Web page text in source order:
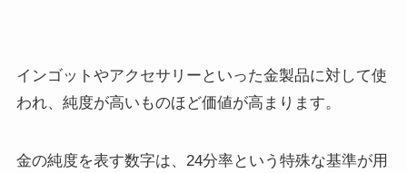
インゴットやアクセサリーといった金製品に対して使
われ、純度が高いものほど価値が高まります。
金の純度を表す数字は、24分率という特殊な基準が用